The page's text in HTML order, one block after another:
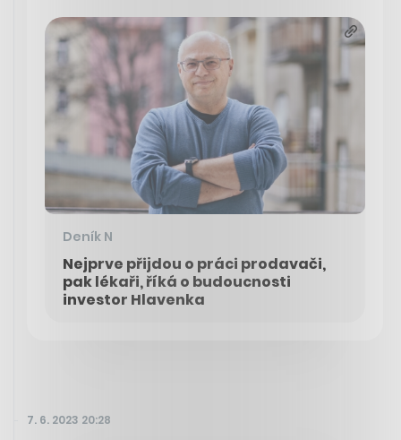
Deník N
Nejprve přijdou o práci prodavači,
pak lékaři, říká o budoucnosti
investor Hlavenka
7. 6. 2023 20:28